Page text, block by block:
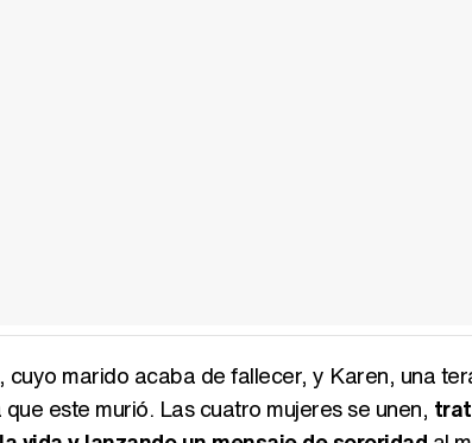
marido acaba de fallecer, y Karen, una
este murió. Las cuatro mujeres se unen,